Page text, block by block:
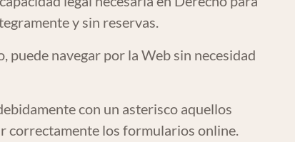
y sin reservas.
puede navegar por la Web sin necesidad
con un asterisco aquellos
correctamente los formularios online.